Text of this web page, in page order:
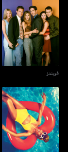
فريندز
فريندز
غير واثق - إنسكيور